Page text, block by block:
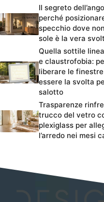
Il segreto
perché
specchio dove
sole è la vera
Quella sottile
e claustrofobia:
liberare le
essere la svolta
salotto
Trasparenze
trucco del vetro
plexiglass per
l’arredo nei mesi